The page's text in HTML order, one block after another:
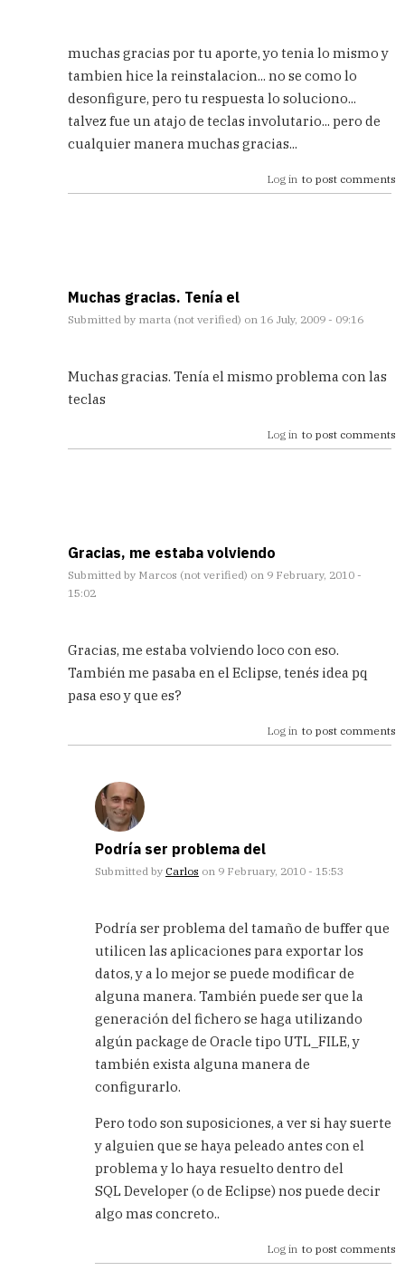
ya
está!
by
Andreu
muchas gracias por tu aporte, yo tenia lo mismo y
tambien hice la reinstalacion... no se como lo
desonfigure, pero tu respuesta lo soluciono...
talvez fue un atajo de teclas involutario... pero de
cualquier manera muchas gracias...
Log in to post comments
Muchas gracias. Tenía el
Submitted by marta (not verified) on 16 July, 2009 - 09:16
reply
ya
Muchas gracias. Tenía el mismo problema con las
teclas
Log in to post comments
Gracias, me estaba volviendo
Submitted by Marcos (not verified) on 9 February, 2010 -
15:02
reply
ya
está!
Gracias, me estaba volviendo loco con eso.
También me pasaba en el Eclipse, tenés idea pq
pasa eso y que es?
Log in to post comments
Podría ser problema del
Submitted by Carlos on 9 February, 2010 - 15:53
reply
Gracias,
me
estaba
by
Marcos
(not
verified)
Podría ser problema del tamaño de buffer que
utilicen las aplicaciones para exportar los
datos, y a lo mejor se puede modificar de
alguna manera. También puede ser que la
generación del fichero se haga utilizando
algún package de Oracle tipo UTL_FILE, y
también exista alguna manera de
configurarlo.
Pero todo son suposiciones, a ver si hay suerte
y alguien que se haya peleado antes con el
problema y lo haya resuelto dentro del
SQL Developer (o de Eclipse) nos puede decir
algo mas concreto..
Log in to post comments